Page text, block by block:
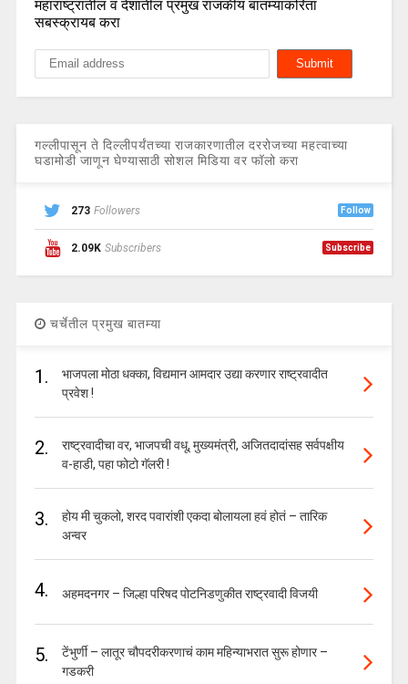
महाराष्ट्रातील व देशातील प्रमुख राजकीय बातम्यांकरिता
सबस्क्रायब करा
गल्लीपासून ते दिल्लीपर्यंतच्या राजकारणातील दररोजच्या महत्वाच्या
घडामोडी जाणून घेण्यासाठी सोशल मिडिया वर फॉलो करा
273 Followers Follow
2.09K Subscribers Subscribe
चर्चेतील प्रमुख बातम्या
1.
भाजपला मोठा धक्का, विद्यमान आमदार उद्या करणार राष्ट्रवादीत
प्रवेश !
2.
राष्ट्रवादीचा वर, भाजपची वधू, मुख्यमंत्री, अजितदादांसह सर्वपक्षीय
व-हाडी, पहा फोटो गॅलरी !
3.
होय मी चुकलो, शरद पवारांशी एकदा बोलायला हवं होतं – तारिक
अन्वर
4. अहमदनगर – जिल्हा परिषद पोटनिडणुकीत राष्ट्रवादी विजयी
5.
टेंभुर्णी – लातूर चौपदरीकरणाचं काम महिन्याभरात सुरू होणार –
गडकरी